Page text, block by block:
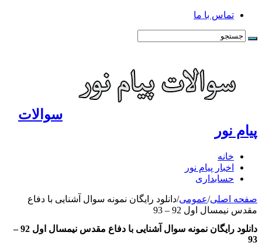
تماس با ما
سوالات
پیام نور
خانه
اخبار پیام نور
حسابداری
صفحه اصلی/عمومی/دانلود رایگان نمونه سوال آشنایی با دفاع
مقدس نیمسال اول 92 – 93
دانلود رایگان نمونه سوال آشنایی با دفاع مقدس نیمسال اول 92 –
93